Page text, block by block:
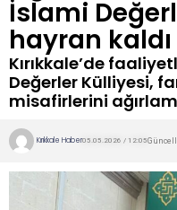
İslami
hayran kaldı
Kırıkkale’de
Değerler Külliyesi,
misafirlerini
Kırıkkale Haber05.05.2026 / 12:05